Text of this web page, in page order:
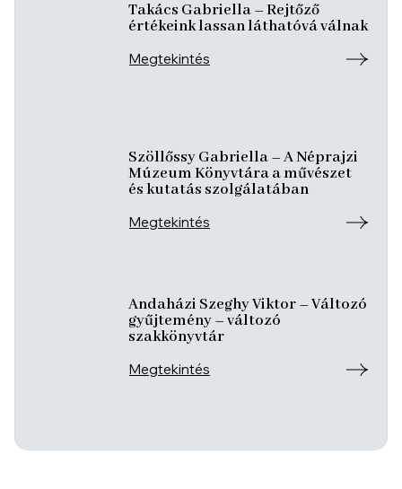
Takács Gabriella – Rejtőző
értékeink lassan láthatóvá válnak
Megtekintés
Szöllőssy Gabriella – A Néprajzi
Múzeum Könyvtára a művészet
és kutatás szolgálatában
Megtekintés
Andaházi Szeghy Viktor – Változó
gyűjtemény – változó
szakkönyvtár
Megtekintés